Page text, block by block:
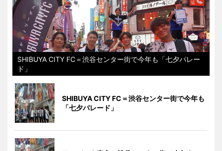
SHIBUYA CITY FC＝渋谷センター街で今年も「七夕パレー
ド」
SHIBUYA CITY FC＝渋谷センター街で今年も
「七夕パレード」